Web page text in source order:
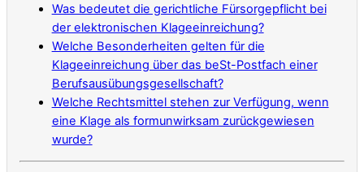
Was bedeutet die gerichtliche Fürsorgepflicht bei
der elektronischen Klageeinreichung?
Welche Besonderheiten gelten für die
Klageeinreichung über das beSt-Postfach einer
Berufsausübungsgesellschaft?
Welche Rechtsmittel stehen zur Verfügung, wenn
eine Klage als formunwirksam zurückgewiesen
wurde?